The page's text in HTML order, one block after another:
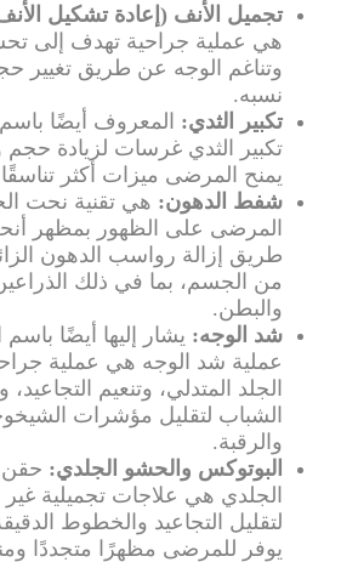
تجميل الأنف (إعادة تشكيل
هي عملية جراحية تهدف إلى
وتناغم الوجه عن طريق تغيير
نسبه.
تكبير الثدي: المعروف أيضًا
تكبير الثدي غرسات لزيادة حجم
يمنح المرضى ميزات أكثر تناسقًا
شفط الدهون: هي تقنية نحت
المرضى على الظهور بمظهر
طريق إزالة رواسب الدهون
من الجسم، بما في ذلك
والبطن.
شد الوجه: يشار إليها أيضًا
عملية شد الوجه هي عملية
الجلد المتدلي، وتنعيم
الشباب لتقليل مؤشرات
والرقبة.
البوتوكس والحشو الجلدي: حقن
الجلدي هي علاجات تجميلية
لتقليل التجاعيد والخطوط
يوفر للمرضى مظهرًا متجددًا